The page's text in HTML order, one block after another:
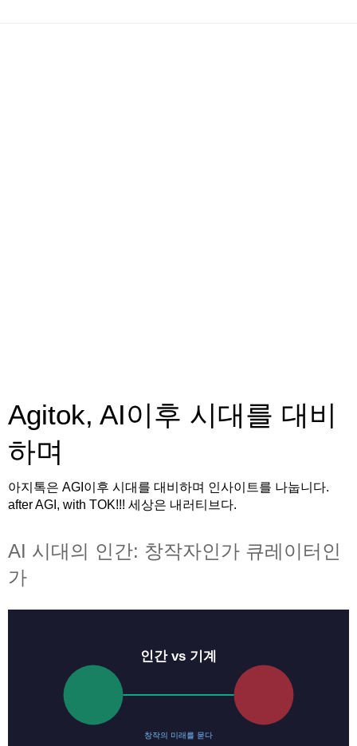
Agitok, AI이후 시대를 대비
하며
아지톡은 AGI이후 시대를 대비하며 인사이트를 나눕니다.
after AGI, with TOK!!! 세상은 내러티브다.
AI 시대의 인간: 창작자인가 큐레이터인
가
인간 vs 기계
창작의 미래를 묻다